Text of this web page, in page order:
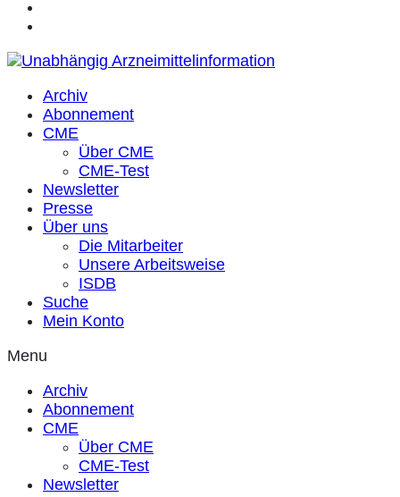
Archiv
Abonnement
CME
Über CME
CME-Test
Newsletter
Presse
Über uns
Die Mitarbeiter
Unsere Arbeitsweise
ISDB
Suche
Mein Konto
Menu
Archiv
Abonnement
CME
Über CME
CME-Test
Newsletter